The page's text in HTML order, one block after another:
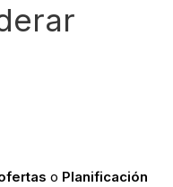
o Planificación